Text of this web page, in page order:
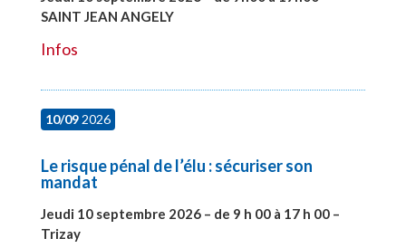
SAINT JEAN ANGELY
Infos
10/092026
Le risque pénal de l’élu : sécuriser son
mandat
Jeudi 10 septembre 2026 – de 9 h 00 à 17 h 00 –
Trizay